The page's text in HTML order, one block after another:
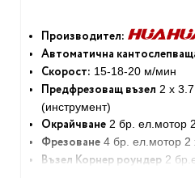
Производител:
Автоматична
Скорост: 15-18-20 м/мин
Предфрезоващ възел 2 x
(инструмент)
Oкрайчване 2 бр. ел.мотор
Фрезоване 4 бр. ел.мотор 2
Възел Корнер роундер 2